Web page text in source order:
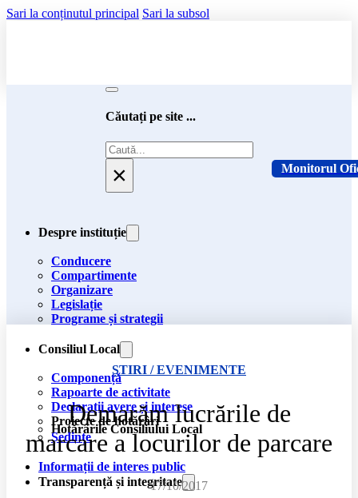
Sari la conținutul principal Sari la subsol
Căutați pe site ...
Caută
×
Despre instituție
Conducere
Compartimente
Organizare
Legislație
Programe și strategii
Consiliul Local
Componență
Rapoarte de activitate
Declarații avere și interese
Proiecte de hotărâri
Hotărârile Consiliului Local
Ședințe
Informații de interes public
Transparență și integritate
Monitorul
ȘTIRI / EVENIMENTE
Demarăm lucrările de
marcare a locurilor de parcare
17/10/2017